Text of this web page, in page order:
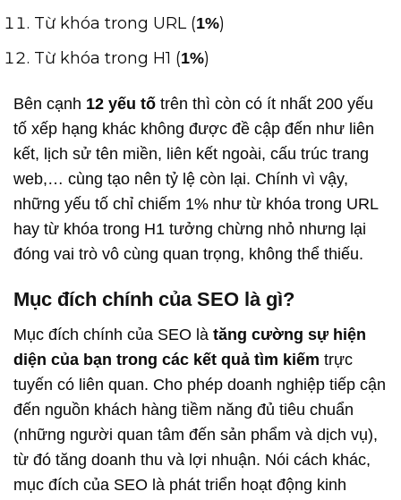
Từ khóa trong URL (1%)
Từ khóa trong H1 (1%)
Bên cạnh 12 yếu tố trên thì còn có ít nhất 200 yếu
tố xếp hạng khác không được đề cập đến như liên
kết, lịch sử tên miền, liên kết ngoài, cấu trúc trang
web,… cùng tạo nên tỷ lệ còn lại. Chính vì vậy,
những yếu tố chỉ chiếm 1% như từ khóa trong URL
hay từ khóa trong H1 tưởng chừng nhỏ nhưng lại
đóng vai trò vô cùng quan trọng, không thể thiếu.
Mục đích chính của SEO là gì?
Mục đích chính của SEO là tăng cường sự hiện
diện của bạn trong các kết quả tìm kiếm trực
tuyến có liên quan. Cho phép doanh nghiệp tiếp cận
đến nguồn khách hàng tiềm năng đủ tiêu chuẩn
(những người quan tâm đến sản phẩm và dịch vụ),
từ đó tăng doanh thu và lợi nhuận. Nói cách khác,
mục đích của SEO là phát triển hoạt động kinh